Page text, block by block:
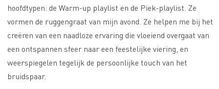
hoofdtypen: de Warm-up playlist en de Piek-playlist. Ze
vormen de ruggengraat van mijn avond. Ze helpen me bij het
creëren van een naadloze ervaring die vloeiend overgaat van
een ontspannen sfeer naar een feestelijke viering, en
weerspiegelen tegelijk de persoonlijke touch van het
bruidspaar.